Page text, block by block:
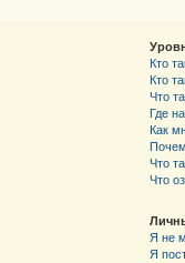
Кто
Кто
Что
Где
Как
Что
Что
Я не
Я